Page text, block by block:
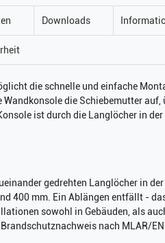
Downloads
die schnelle und einfache
Wandkonsole die Schiebemutter
ist durch die Langlöcher in
gedrehten Langlöcher in
400 mm. Ein Ablängen entfällt -
sowohl in Gebäuden, als
nach MLAR/